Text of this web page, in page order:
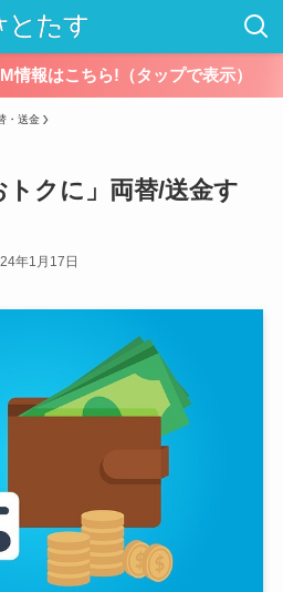
情報はこちら!（タップで表示）
・送金
クに」両替/送金す
年1月17日